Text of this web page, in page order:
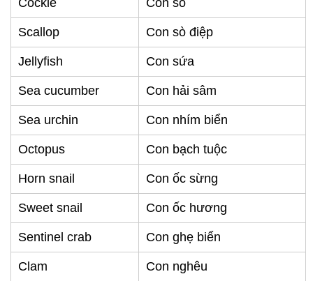
Scallop Con sò điệp
Jellyfish Con sứa
Sea cucumber Con hải sâm
Sea urchin Con nhím biển
Octopus Con bạch tuộc
Horn snail Con ốc sừng
Sweet snail Con ốc hương
Sentinel crab Con ghẹ biển
Clam Con nghêu